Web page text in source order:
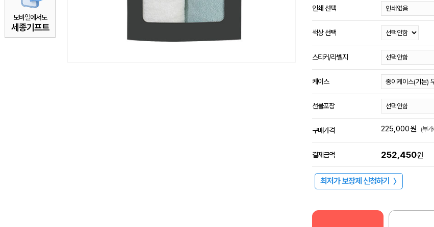
모바일에서도
세종기프트
인쇄 선택
색상 선택
스티커/라벨지
케이스
선물포장
구매가격 225,000원 (부
결제금액 252,450원
최저가 보장제 신청하기 〉